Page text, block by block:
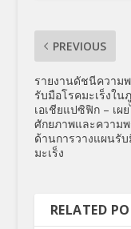
PREVIOUS
รายงานดัชนีความ
รับมือโรคมะเร็งใน
เอเชียแปซิฟิก – เผ
ศักยภาพและความ
ด้านการวางแผนรั
มะเร็ง
RELATED